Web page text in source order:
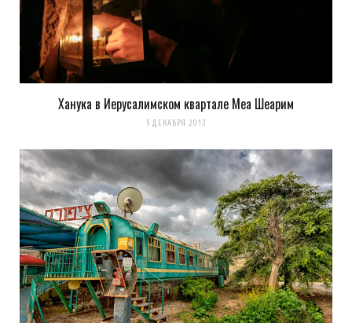
Ханука в Иерусалимском квартале Меа Шеарим
5 ДЕКАБРЯ 2013